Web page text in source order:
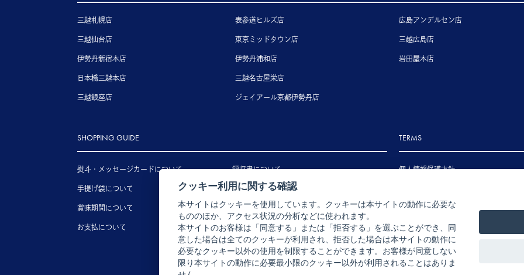
三越札幌店
三越仙台店
伊勢丹新宿本店
日本橋三越本店
三越銀座店
表参道ヒルズ店
東京ミッドタウン店
伊勢丹浦和店
三越名古屋栄店
ジェイアール京都伊勢丹店
広島アンデルセン店
三越広島店
岩田屋本店
SHOPPING GUIDE
熨斗・メッセージカードについて
手提げ袋について
賞味期間について
お支払について
領収書について
送料について
配送について
キャンセル・返品・交換について
TERMS
個人情報保護方針
クッキー利用に関する確認
本サイトはクッキーを使用しています。クッキーは本サイトの動作に必要な
もののほか、アクセス状況の分析などに使われます。
本サイトのお客様は「同意する」または「拒否する」を選ぶことができ、同
意した場合は全てのクッキーが利用され、拒否した場合は本サイトの動作に
必要なクッキー以外の使用を制限することができます。お客様が同意しない
限り本サイトの動作に必要最小限のクッキー以外が利用されることはありま